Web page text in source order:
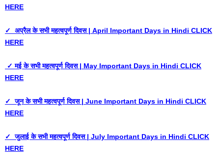
HERE
✓ अप्रैल के सभी महत्वपूर्ण दिवस | April Important Days in Hindi CLICK
HERE
✓ मई के सभी महत्वपूर्ण दिवस | May Important Days in Hindi CLICK
HERE
✓ जून के सभी महत्वपूर्ण दिवस | June Important Days in Hindi CLICK
HERE
✓ जुलाई के सभी महत्वपूर्ण दिवस | July Important Days in Hindi CLICK
HERE